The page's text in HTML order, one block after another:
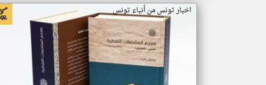
اخبار تونس من أنباء تونس